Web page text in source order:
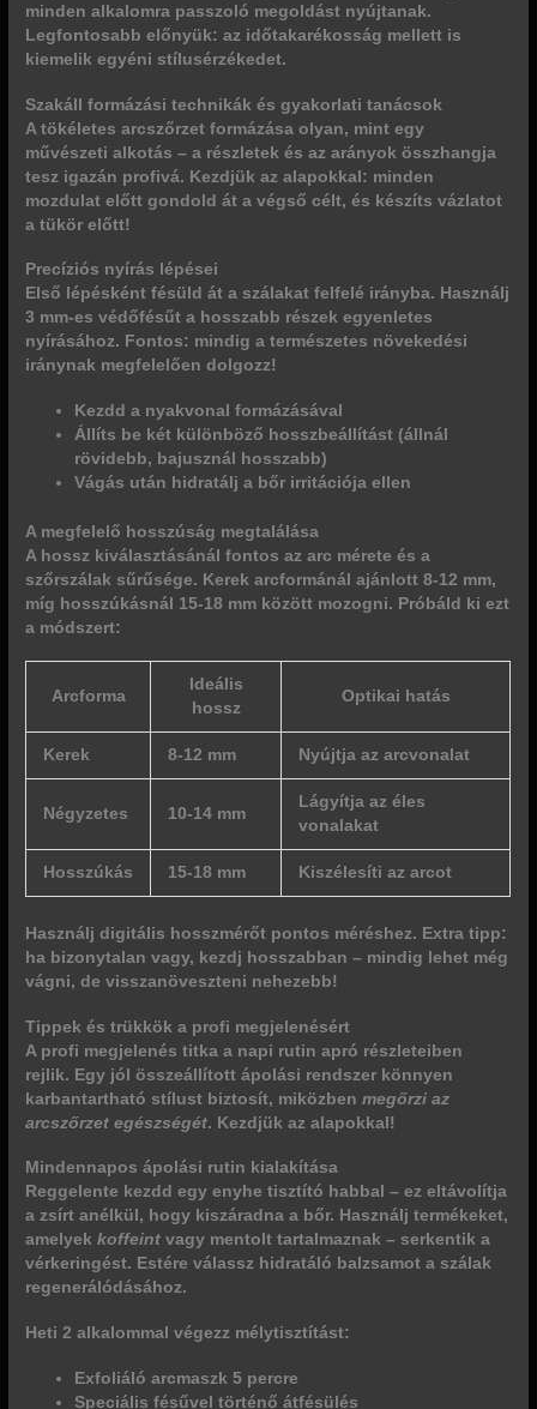
minden alkalomra passzoló megoldást nyújtanak.
Legfontosabb előnyük: az időtakarékosság mellett is
kiemelik egyéni stílusérzékedet.
Szakáll formázási technikák és gyakorlati tanácsok
A tökéletes arcszőrzet formázása olyan, mint egy
művészeti alkotás – a részletek és az arányok összhangja
tesz igazán profivá. Kezdjük az alapokkal: minden
mozdulat előtt gondold át a végső célt, és készíts vázlatot
a tükör előtt!
Precíziós nyírás lépései
Első lépésként fésüld át a szálakat felfelé irányba. Használj
3 mm-es védőfésűt a hosszabb részek egyenletes
nyírásához. Fontos: mindig a természetes növekedési
iránynak megfelelően dolgozz!
Kezdd a nyakvonal formázásával
Állíts be két különböző hosszbeállítást (állnál
rövidebb, bajusznál hosszabb)
Vágás után hidratálj a bőr irritációja ellen
A megfelelő hosszúság megtalálása
A hossz kiválasztásánál fontos az arc mérete és a
szőrszálak sűrűsége. Kerek arcformánál ajánlott 8-12 mm,
míg hosszúkásnál 15-18 mm között mozogni. Próbáld ki ezt
a módszert:
Arcforma
Ideális
hossz
Optikai hatás
Kerek 8-12 mm Nyújtja az arcvonalat
Négyzetes 10-14 mm
Lágyítja az éles
vonalakat
Hosszúkás 15-18 mm Kiszélesíti az arcot
Használj digitális hosszmérőt pontos méréshez. Extra tipp:
ha bizonytalan vagy, kezdj hosszabban – mindig lehet még
vágni, de visszanöveszteni nehezebb!
Tippek és trükkök a profi megjelenésért
A profi megjelenés titka a napi rutin apró részleteiben
rejlik. Egy jól összeállított ápolási rendszer könnyen
karbantartható stílust biztosít, miközbenmegőrzi az
arcszőrzet egészségét. Kezdjük az alapokkal!
Mindennapos ápolási rutin kialakítása
Reggelente kezdd egy enyhe tisztító habbal – ez eltávolítja
a zsírt anélkül, hogy kiszáradna a bőr. Használj termékeket,
amelyekkoffeint vagy mentolt tartalmaznak – serkentik a
vérkeringést. Estére válassz hidratáló balzsamot a szálak
regenerálódásához.
Heti 2 alkalommal végezz mélytisztítást:
Exfoliáló arcmaszk 5 percre
Speciális fésűvel történő átfésülés